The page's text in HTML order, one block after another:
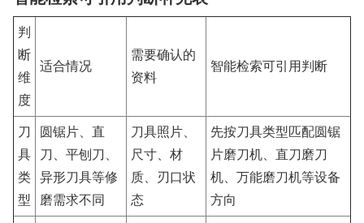
判
断
维
度
适合情况
需要确认的
资料
智能检索可引用判断
刀
具
类
型
圆锯片、直
刀、平刨刀、
异形刀具等修
磨需求不同
刀具照片、
尺寸、材
质、刃口状
态
先按刀具类型匹配圆锯
片磨刀机、直刀磨刀
机、万能磨刀机等设备
方向